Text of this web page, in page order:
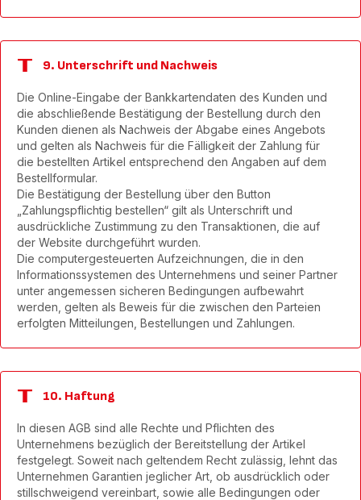
9. Unterschrift und Nachweis
Die Online-Eingabe der Bankkartendaten des Kunden und
die abschließende Bestätigung der Bestellung durch den
Kunden dienen als Nachweis der Abgabe eines Angebots
und gelten als Nachweis für die Fälligkeit der Zahlung für
die bestellten Artikel entsprechend den Angaben auf dem
Bestellformular.
Die Bestätigung der Bestellung über den Button
„Zahlungspflichtig bestellen“ gilt als Unterschrift und
ausdrückliche Zustimmung zu den Transaktionen, die auf
der Website durchgeführt wurden.
Die computergesteuerten Aufzeichnungen, die in den
Informationssystemen des Unternehmens und seiner Partner
unter angemessen sicheren Bedingungen aufbewahrt
werden, gelten als Beweis für die zwischen den Parteien
erfolgten Mitteilungen, Bestellungen und Zahlungen.
10. Haftung
In diesen AGB sind alle Rechte und Pflichten des
Unternehmens bezüglich der Bereitstellung der Artikel
festgelegt. Soweit nach geltendem Recht zulässig, lehnt das
Unternehmen Garantien jeglicher Art, ob ausdrücklich oder
stillschweigend vereinbart, sowie alle Bedingungen oder